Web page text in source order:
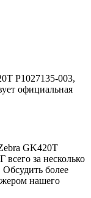
P1027135-003,
официальная
GK420T
за несколько
более
нашего